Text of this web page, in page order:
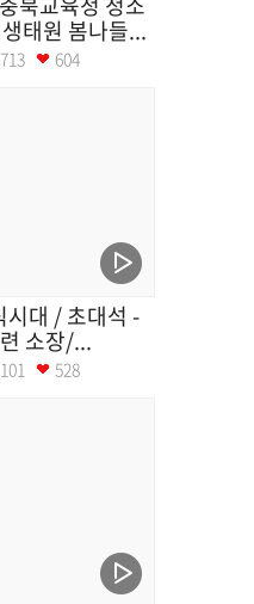
태원 봄나들...
604
시대 / 초대석 -
소장/...
528